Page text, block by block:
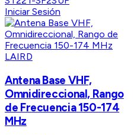
Iniciar Sesión
LAIRD
Antena Base VHF,
Omnidireccional, Rango
de Frecuencia 150-174
MHz